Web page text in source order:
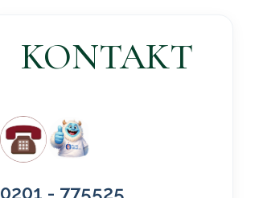
KONTAKT
0201 - 775525